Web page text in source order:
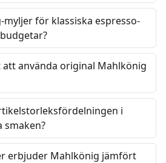
myljer för klassiska espresso-
använda original Mahlkönig
i
smaken?
erbjuder Mahlkönig jämfört